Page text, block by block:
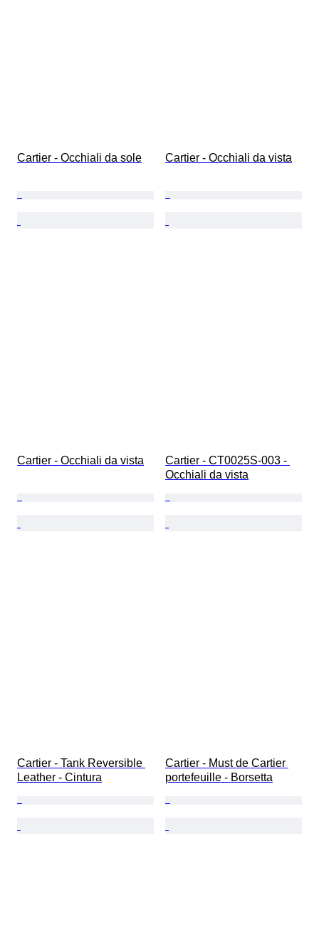
Cartier - Occhiali da sole Cartier - Occhiali da vista
Cartier - Occhiali da vista
Cartier - CT0025S-003 -
Occhiali da vista
Cartier - Tank Reversible
Leather - Cintura
Cartier - Must de Cartier
portefeuille - Borsetta